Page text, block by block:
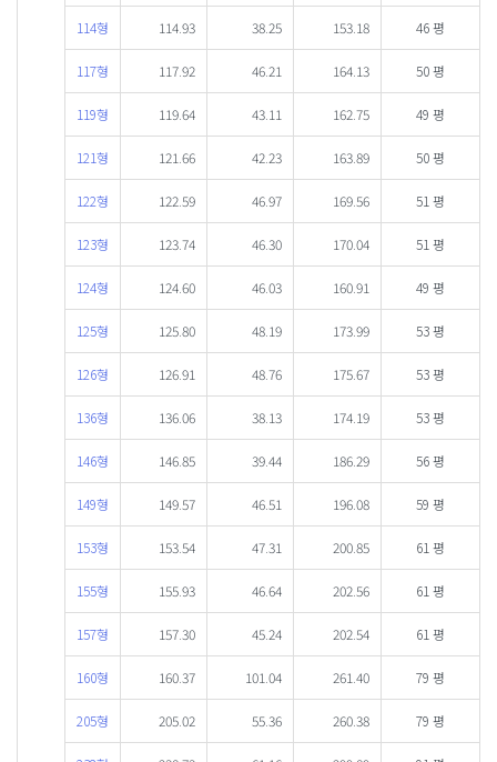
114형 114.93 38.25 153.18 46 평
117형 117.92 46.21 164.13 50 평
119형 119.64 43.11 162.75 49 평
121형 121.66 42.23 163.89 50 평
122형 122.59 46.97 169.56 51 평
123형 123.74 46.30 170.04 51 평
124형 124.60 46.03 160.91 49 평
125형 125.80 48.19 173.99 53 평
126형 126.91 48.76 175.67 53 평
136형 136.06 38.13 174.19 53 평
146형 146.85 39.44 186.29 56 평
149형 149.57 46.51 196.08 59 평
153형 153.54 47.31 200.85 61 평
155형 155.93 46.64 202.56 61 평
157형 157.30 45.24 202.54 61 평
160형 160.37 101.04 261.40 79 평
205형 205.02 55.36 260.38 79 평